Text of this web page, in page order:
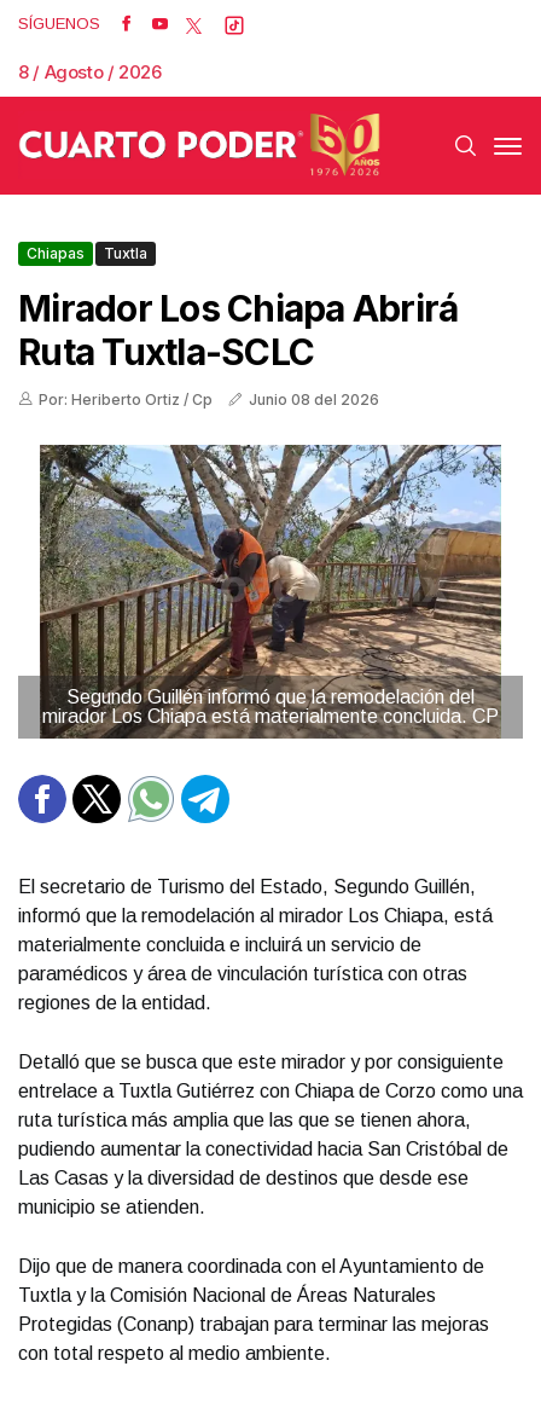
SÍGUENOS
8 / Agosto / 2026
Chiapas Tuxtla
Mirador Los Chiapa Abrirá
Ruta Tuxtla-SCLC
Por: Heriberto Ortiz / Cp Junio 08 del 2026
Segundo Guillén informó que la remodelación del
mirador Los Chiapa está materialmente concluida. CP
El secretario de Turismo del Estado, Segundo Guillén,
informó que la remodelación al mirador Los Chiapa, está
materialmente concluida e incluirá un servicio de
paramédicos y área de vinculación turística con otras
regiones de la entidad.
Detalló que se busca que este mirador y por consiguiente
entrelace a Tuxtla Gutiérrez con Chiapa de Corzo como una
ruta turística más amplia que las que se tienen ahora,
pudiendo aumentar la conectividad hacia San Cristóbal de
Las Casas y la diversidad de destinos que desde ese
municipio se atienden.
Dijo que de manera coordinada con el Ayuntamiento de
Tuxtla y la Comisión Nacional de Áreas Naturales
Protegidas (Conanp) trabajan para terminar las mejoras
con total respeto al medio ambiente.